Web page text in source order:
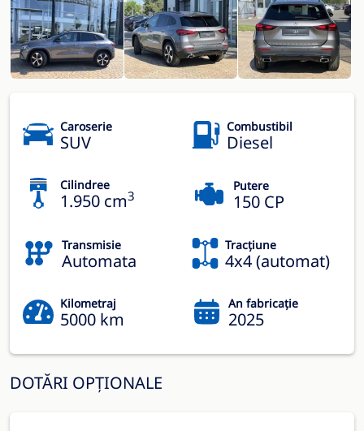
Caroserie
SUV
Combustibil
Diesel
Cilindree
1.950 cm3
Putere
150 CP
Transmisie
Automata
Tracțiune
4x4 (automat)
Kilometraj
5000 km
An fabricație
2025
DOTĂRI OPȚIONALE